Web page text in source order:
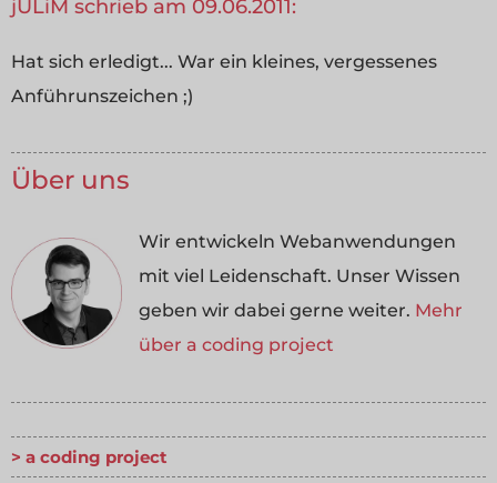
jULiM schrieb am 09.06.2011:
Hat sich erledigt... War ein kleines, vergessenes
Anführunszeichen ;)
Über uns
Wir entwickeln Webanwendungen
mit viel Leidenschaft. Unser Wissen
geben wir dabei gerne weiter. Mehr
über a coding project
a coding project